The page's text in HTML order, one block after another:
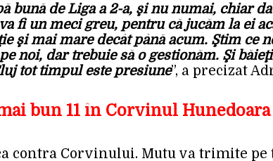
bună de Liga a 2-a, şi nu numai, chiar
fi un meci greu, pentru că jucăm la ei
şi mai mare decât până acum. Ştim ce
noi, dar trebuie să o gestionăm. Şi
tot timpul este presiune”, a precizat
bun 11 în Corvinul Hunedoara
contra Corvinului. Mutu va trimite pe